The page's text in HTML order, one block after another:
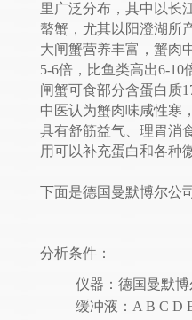
里广泛分布，其中以长
螯蟹，尤其以阳澄湖所
大闸蟹营养丰富，蟹肉
5-6倍，比鱼类高出6-
闸蟹可食部分含蛋白质
中医认为蟹肉味咸性寒
具有舒筋益气、理胃消
用可以补充蛋白和各种
下面是德国曼默博尔公
分析条件：
仪器：德国曼默
缓冲液：A B C D